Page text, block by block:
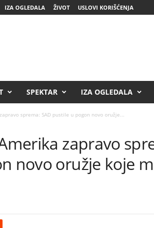
IZA OGLEDALA ŽIVOT USLOVI KORIŠĆENJA
SPEKTAR IZA OGLEDALA
sprema: SAD pustile u pogon novo oružje...
zapravo
novo oružje koje